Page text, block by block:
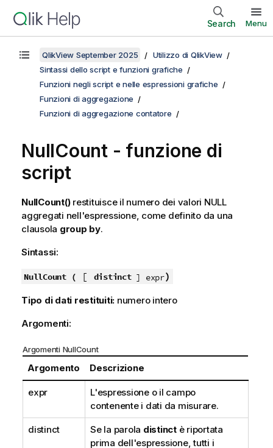
Search Menu
QlikView September 2025
Utilizzo di QlikView
Sintassi dello script e funzioni grafiche
Funzioni negli script e nelle espressioni grafiche
Funzioni di aggregazione
Funzioni di aggregazione contatore
NullCount - funzione di
script
NullCount()restituisce il numero dei valori NULL
aggregati nell'espressione, come definito da una
clausola group by.
Sintassi:
NullCount ( [ distinct] expr)
Tipo di dati restituiti: numero intero
Argomenti:
Argomenti NullCount
Argomento Descrizione
expr
L'espressione o il campo
contenente i dati da misurare.
distinct Se la parola distinctè riportata
prima dell'espressione, tutti i